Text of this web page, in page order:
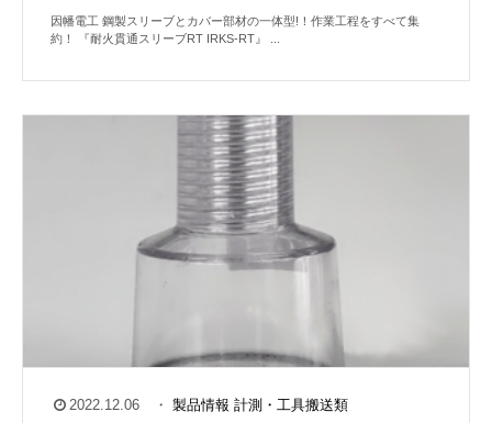
因幡電工 鋼製スリーブとカバー部材の一体型!！作業工程をすべて集
約！ 『耐火貫通スリーブRT IRKS-RT』 ...
2022.12.06 ・ 製品情報 計測・工具搬送類